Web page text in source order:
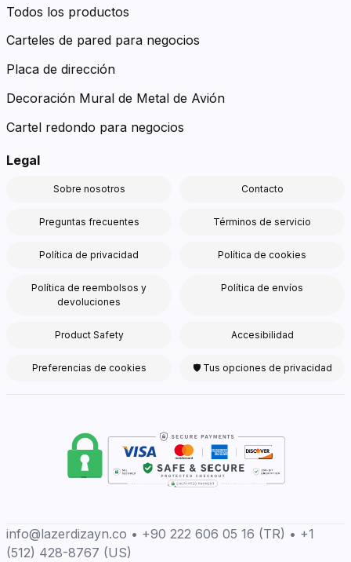
Todos los productos
Carteles de pared para negocios
Placa de dirección
Decoración Mural de Metal de Avión
Cartel redondo para negocios
Legal
Sobre nosotros Contacto
Preguntas frecuentes Términos de servicio
Política de privacidad Política de cookies
Política de reembolsos y
devoluciones
Política de envíos
Product Safety Accesibilidad
Preferencias de cookies 🛡 Tus opciones de privacidad
info@lazerdizayn.co • +90 222 606 05 16 (TR) • +1
(512) 428-8767 (US)